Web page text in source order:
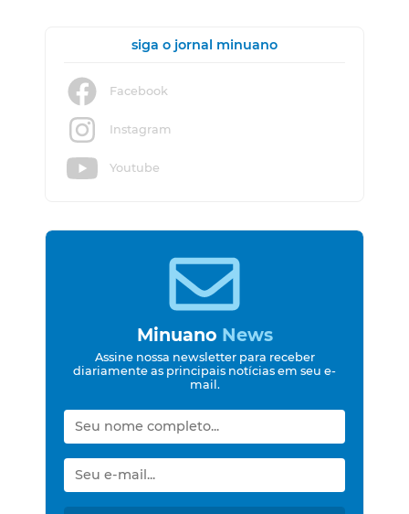
siga o jornal minuano
Facebook
Instagram
Youtube
Minuano News
Assine nossa newsletter para receber
diariamente as principais notícias em seu e-
mail.